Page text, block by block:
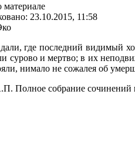
23.10.2015, 11:58
где последний видимый
сурово и мертво; в их
нимало не сожалея об
собрание сочинений и